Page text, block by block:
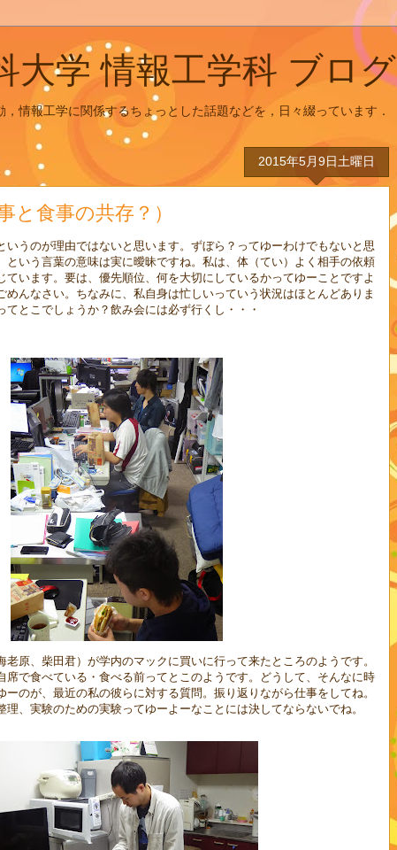
大学 情報工学科 ブログ
情報工学に関係するちょっとした話題などを，日々綴っています．
2015年5月9日土曜日
と食事の共存？）
うのが理由ではないと思います。ずぼら？ってゆーわけでもないと思
という言葉の意味は実に曖昧ですね。私は、体（てい）よく相手の依頼
ています。要は、優先順位、何を大切にしているかってゆーことですよ
めんなさい。ちなみに、私自身は忙しいっていう状況はほとんどありま
とこでしょうか？飲み会には必ず行くし・・・
老原、柴田君）が学内のマックに買いに行って来たところのようです。
席で食べている・食べる前ってとこのようです。どうして、そんなに時
ーのが、最近の私の彼らに対する質問。振り返りながら仕事をしてね。
、実験のための実験ってゆーよーなことには決してならないでね。